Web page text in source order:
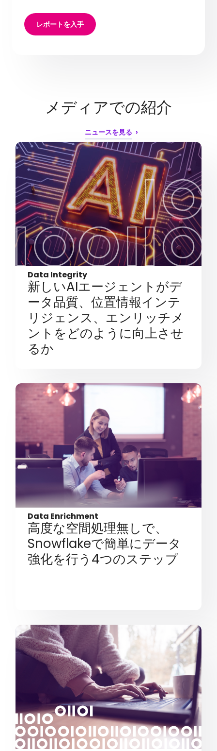
レポートを入手
メディアでの紹介
ニュースを見る
Data Integrity
新しいAIエージェントがデ
ータ品質、位置情報インテ
リジェンス、エンリッチメ
ントをどのように向上させ
るか
Data Enrichment
高度な空間処理無しで、
Snowflakeで簡単にデータ
強化を行う4つのステップ